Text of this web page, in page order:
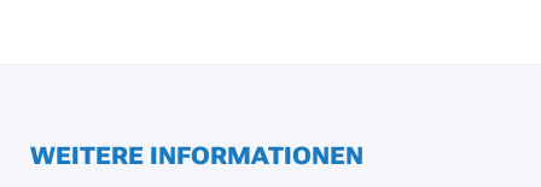
WEITERE INFORMATIONEN